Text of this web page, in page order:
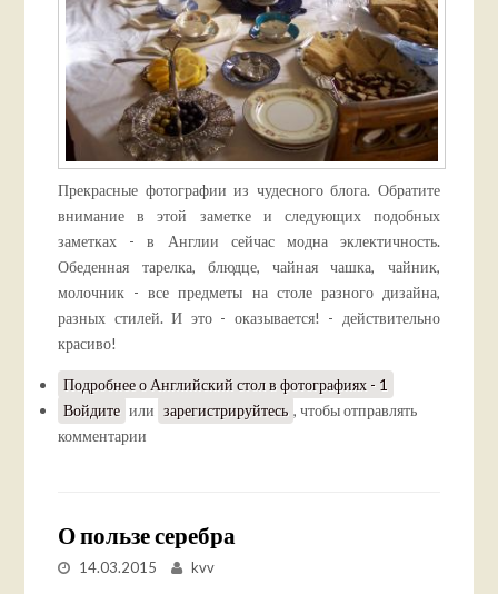
Прекрасные фотографии из чудесного блога. Обратите
внимание в этой заметке и следующих подобных
заметках - в Англии сейчас модна эклектичность.
Обеденная тарелка, блюдце, чайная чашка, чайник,
молочник - все предметы на столе разного дизайна,
разных стилей. И это - оказывается! - действительно
красиво!
Подробнеео Английский стол в фотографиях - 1
Войдите или зарегистрируйтесь , чтобы отправлять
комментарии
О пользе серебра
14.03.2015 kvv